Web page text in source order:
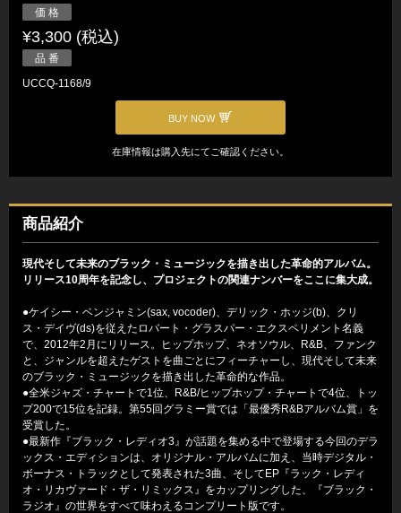
価 格
¥3,300 (税込)
品 番
UCCQ-1168/9
BUY NOW
在庫情報は購入先にてご確認ください。
商品紹介
現代そして未来のブラック・ミュージックを描き出した革命的アルバム。
リリース10周年を記念し、プロジェクトの関連ナンバーをここに集大成。
●ケイシー・ベンジャミン(sax, vocoder)、デリック・ホッジ(b)、クリ
ス・デイヴ(ds)を従えたロバート・グラスパー・エクスペリメント名義
で、2012年2月にリリース。ヒップホップ、ネオソウル、R&B、ファンク
と、ジャンルを超えたゲストを曲ごとにフィーチャーし、現代そして未来
のブラック・ミュージックを描き出した革命的な作品。
●全米ジャズ・チャートで1位、R&B/ヒップホップ・チャートで4位、トッ
プ200で15位を記録。第55回グラミー賞では「最優秀R&Bアルバム賞」を
受賞した。
●最新作『ブラック・レディオ3』が話題を集める中で登場する今回のデラ
ックス・エディションは、オリジナル・アルバムに加え、当時デジタル・
ボーナス・トラックとして発表された3曲、そしてEP『ラック・レディ
オ・リカヴァード・ザ・リミックス』をカップリングした、『ブラック・
ラジオ』の世界をすべて味わえるコンプリート版です。